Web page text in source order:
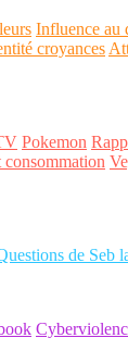
Influence au
croyances
Pokemon
consommation
de Seb